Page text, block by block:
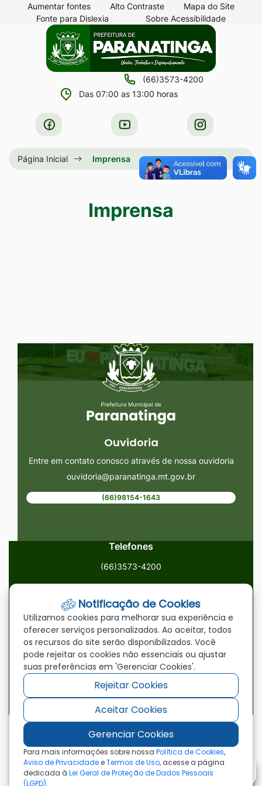
Seção
atalhos
acessibilidade
para
conteúdo
para
menu
[alt+2]
[alt+4]
Aumentar fontes Alto Contraste
Mapa do Site
Fonte para Dislexia
Sobre Acessibilidade
Seção
menu
principal
principal
(66)3573-4200
Das 07:00 as 13:00 horas
Acessar
a
Rede
Acessar
a
Rede
Social
Acessar
a
Rede
Social
Página Inicial Imprensa
Imprensa
Seção do Rodapé e Ouvidoria/
Ouvidoria
Entre em contato conosco através de nossa ouvidoria
ouvidoria@paranatinga.mt.gov.br
(66)98154-1643
Telefones
(66)3573-4200
ouvidoria@paranatinga.mt.gov.br
Localização
Av. Brasil, 1900, Centro, Paranatinga/MT, 78870-000
Redes Sociais
Acessar
a
Rede
Social
Facebook
Acessar
a
Rede
Social
Youtube
Acessar
a
Rede
Social
©2026 - Prefeitura Municipal de Paranatinga - MT
- Todos os direitos reservados
Notificação de Cookies
Utilizamos cookies para melhorar sua experiência e
oferecer serviços personalizados. Ao aceitar, todos
os recursos do site serão disponibilizados. Você
pode rejeitar os cookies não essenciais ou ajustar
suas preferências em 'Gerenciar Cookies'.
Rejeitar Cookies
Aceitar Cookies
Gerenciar Cookies
Para mais informações sobre nossa Política de Cookies,
Aviso de PrivacidadeeTermos de Uso, acesse a página
dedicada à Lei Geral de Proteção de Dados Pessoais
(LGPD).